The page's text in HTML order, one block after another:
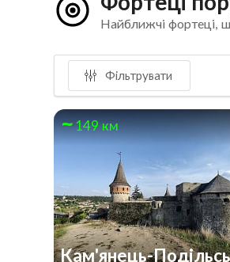
Найближчі фортеці,
Фільтрувати
149 км
Кам'янець-